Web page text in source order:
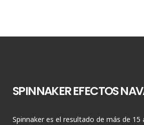
SPINNAKER EFECTOS
Spinnaker es el resultado de más de 15